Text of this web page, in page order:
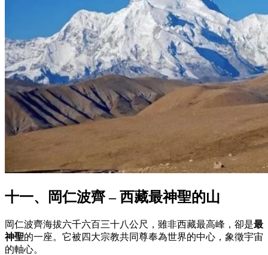
十一、岡仁波齊 – 西藏最神聖的山
岡仁波齊海拔六千六百三十八公尺，雖非西藏最高峰，卻是最
神聖的一座。它被四大宗教共同尊奉為世界的中心，象徵宇宙
的軸心。